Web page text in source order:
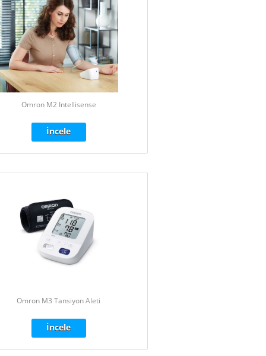
Omron M2 Intellisense
İncele
Omron M3 Tansiyon Aleti
İncele